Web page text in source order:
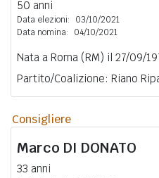
50 anni
Data elezioni:
03/10/2021
Data nomina:
04/10/2021
Nata a Roma (RM) il 27/09/
Partito/Coalizione: Riano
Consigliere
Marco DI DONATO
33 anni